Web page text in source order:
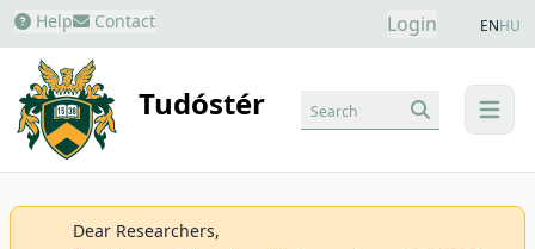
Help Contact Login ENHU
Tudóstér menu
Search
Dear Researchers,